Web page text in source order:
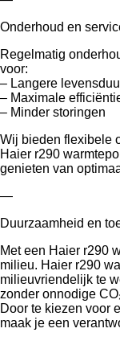
Onderhoud en
Regelmatig
voor:
– Langere
– Maximale
– Minder storingen
Wij bieden flexibele
Haier r290
genieten van
—
Duurzaamheid en
Met een Haier r290
milieu. Haier r290
milieuvriendelijk te
zonder onnodige
Door te kiezen voor
maak je een